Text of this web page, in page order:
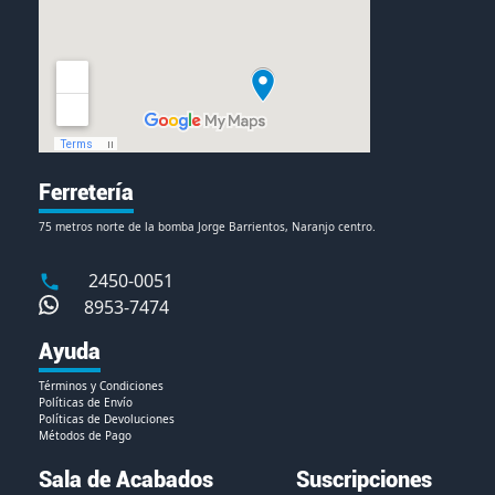
Ferretería
75 metros norte de la bomba Jorge Barrientos, Naranjo centro.
2450-0051
8953-7474
Ayuda
Términos y Condiciones
Políticas de Envío
Políticas de Devoluciones
Métodos de Pago
Sala de Acabados Suscripciones